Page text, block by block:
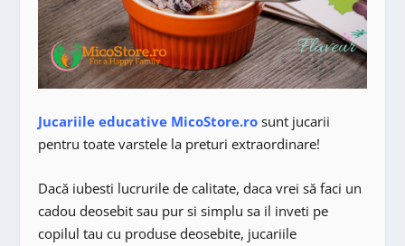
Jucariile educative MicoStore.ro sunt jucarii
pentru toate varstele la preturi extraordinare!
Dacă iubesti lucrurile de calitate, daca vrei să faci un
cadou deosebit sau pur si simplu sa il inveti pe
copilul tau cu produse deosebite, jucariile